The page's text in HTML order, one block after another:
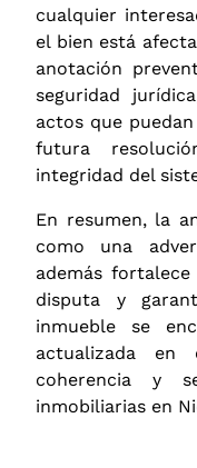
cualquier
el bien está
anotación
seguridad
actos que
futura
integridad del
En resumen, la
como una
además
disputa y
inmueble se
actualizada en
coherencia y
inmobiliarias en